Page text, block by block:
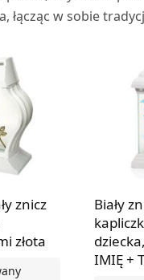
w sobie
znicz
złota
Biały
IMIĘ +